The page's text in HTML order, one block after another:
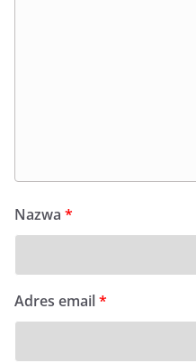
Nazwa *
Adres email*